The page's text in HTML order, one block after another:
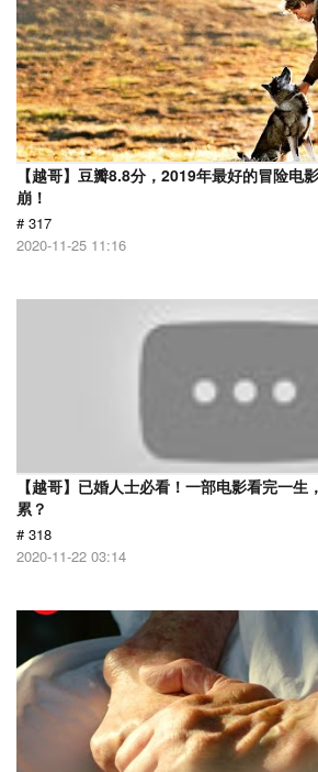
【越哥】豆瓣8.8分，2019年最好的冒险电
崩！
# 317
2020-11-25 11:16
【越哥】已婚人士必看！一部电影看完一
累？
# 318
2020-11-22 03:14